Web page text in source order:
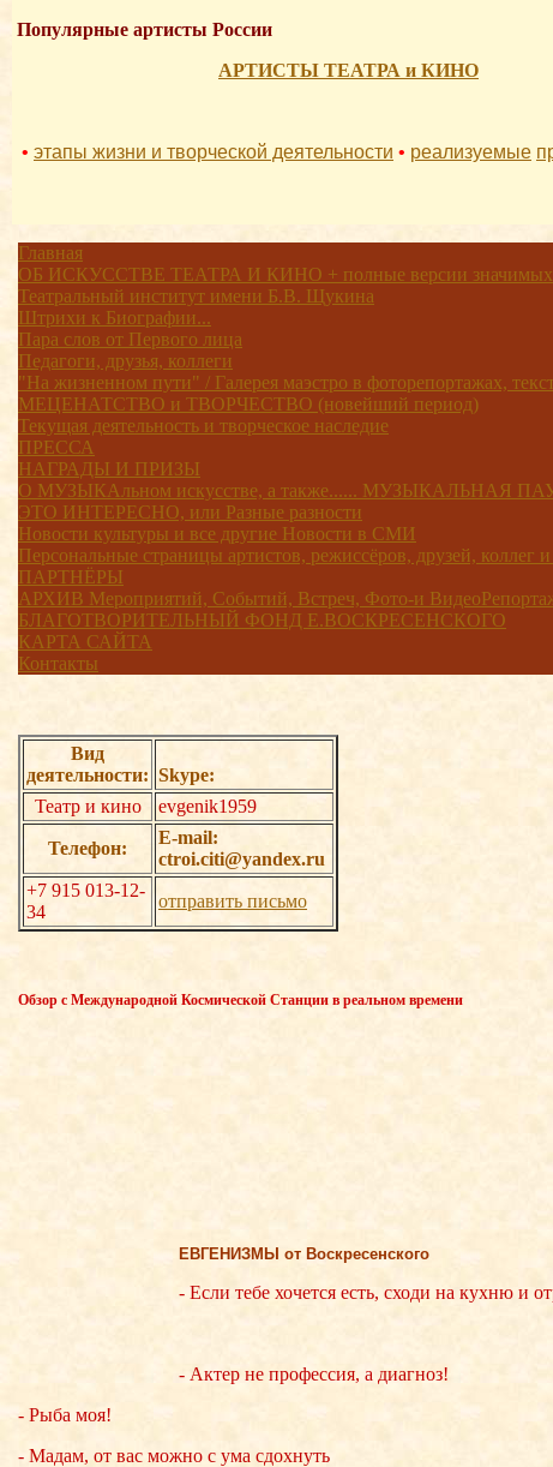
Популярные артисты России
АРТИСТЫ ТЕАТРА и КИНО
• этапы жизни и творческой деятельности • реализуемые
Главная
ОБ ИСКУССТВЕ ТЕАТРА И КИНО + полные версии значимых
Театральный институт имени Б.В. Щукина
Штрихи к Биографии...
Пара слов от Первого лица
Педагоги, друзья, коллеги
"На жизненном пути" / Галерея маэстро в фоторепортажах,
МЕЦЕНАТСТВО и ТВОРЧЕСТВО (новейший период)
Текущая деятельность и творческое наследие
ПРЕССА
НАГРАДЫ И ПРИЗЫ
О МУЗЫКАльном искусстве, а также...... МУЗЫКАЛЬНАЯ
ЭТО ИНТЕРЕСНО, или Разные разности
Новости культуры и все другие Новости в СМИ
Персональные страницы артистов, режиссёров, друзей, коллег
ПАРТНЁРЫ
АРХИВ Мероприятий, Событий, Встреч, Фото-и
БЛАГОТВОРИТЕЛЬНЫЙ ФОНД Е.ВОСКРЕСЕНСКОГО
КАРТА САЙТА
Контакты
Вид
деятельности: Skype:
Театр и кино
evgenik1959
Телефон:
E-mail:
ctroi.citi@yandex.ru
+7 915 013-12-
34
отправить письмо
Обзор с Международной Космической Станции в реальном времени
ЕВГЕНИЗМЫ от Воскресенского
- Если тебе хочется есть, сходи на кухню и
- Актер не профессия, а диагноз!
- Рыба моя!
- Мадам, от вас можно с ума сдохнуть